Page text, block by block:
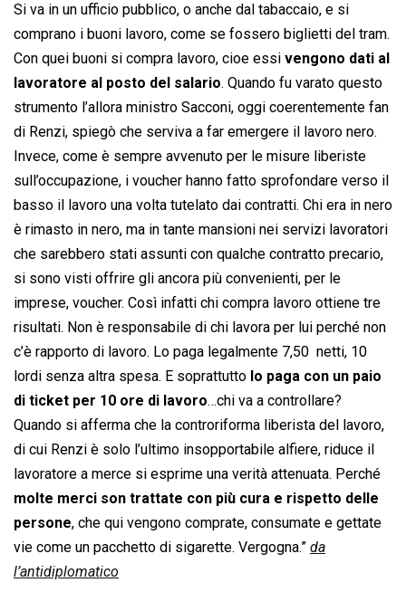
Si va in un ufficio pubblico, o anche dal tabaccaio, e si
comprano i buoni lavoro, come se fossero biglietti del tram.
Con quei buoni si compra lavoro, cioe essi vengono dati al
lavoratore al posto del salario. Quando fu varato questo
strumento l’allora ministro Sacconi, oggi coerentemente fan
di Renzi, spiegò che serviva a far emergere il lavoro nero.
Invece, come è sempre avvenuto per le misure liberiste
sull’occupazione, i voucher hanno fatto sprofondare verso il
basso il lavoro una volta tutelato dai contratti. Chi era in nero
è rimasto in nero, ma in tante mansioni nei servizi lavoratori
che sarebbero stati assunti con qualche contratto precario,
si sono visti offrire gli ancora più convenienti, per le
imprese, voucher. Così infatti chi compra lavoro ottiene tre
risultati. Non è responsabile di chi lavora per lui perché non
c’è rapporto di lavoro. Lo paga legalmente 7,50  netti, 10
lordi senza altra spesa. E soprattutto lo paga con un paio
di ticket per 10 ore di lavoro…chi va a controllare?
Quando si afferma che la controriforma liberista del lavoro,
di cui Renzi è solo l’ultimo insopportabile alfiere, riduce il
lavoratore a merce si esprime una verità attenuata. Perché
molte merci son trattate con più cura e rispetto delle
persone, che qui vengono comprate, consumate e gettate
vie come un pacchetto di sigarette. Vergogna.” da
l’antidiplomatico